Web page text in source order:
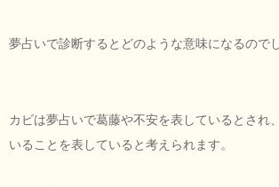
夢占いで診断するとどのような意味になるので
カビは夢占いで葛藤や不安を表しているとされ
いることを表していると考えられます。